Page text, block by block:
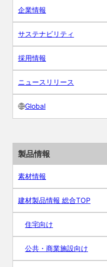
企業情報
サステナビリティ
採用情報
ニュースリリース
Global
製品情報
素材情報
建材製品情報 総合TOP
住宅向け
公共・商業施設向け